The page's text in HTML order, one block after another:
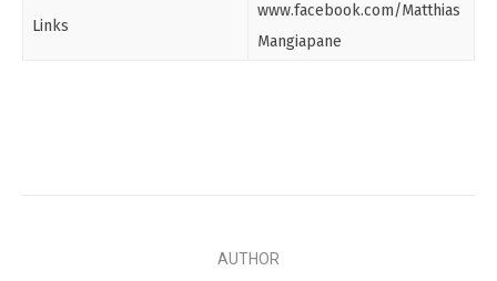
Links
www.facebook.com/Matthias
Mangiapane
AUTHOR